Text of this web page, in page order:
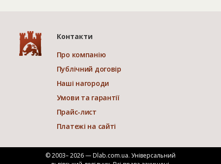
Контакти
Про компанію
Публічний договір
Наші нагороди
Умови та гарантії
Прайс-лист
Платежі на сайті
© 2003– 2026 — Dlab.com.ua. Універсальний